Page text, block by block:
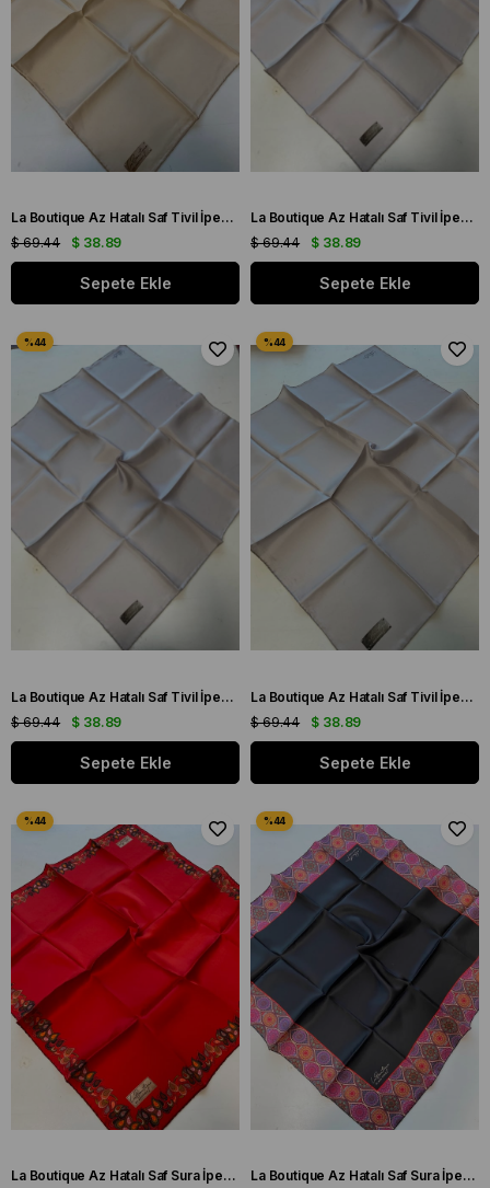
La Boutique Az Hatalı Saf Tivil İpek Eşarp Kemik Düz Renk
$ 38.89
$ 69.44
Sepete Ekle
La Boutique Az Hatalı Saf Tivil İpek Eşarp Gümüş Gri Düz Renk
$ 38.89
$ 69.44
Sepete Ekle
La Boutique Az Hatalı Saf Tivil İpek Eşarp Gümüş Gri Düz Renk
$ 38.89
$ 69.44
Sepete Ekle
La Boutique Az Hatalı Saf Tivil İpek Eşarp Gümüş Gri Düz Renk
$ 38.89
$ 69.44
Sepete Ekle
La Boutique Az Hatalı Saf Sura İpek Eşarp Kırmızı Düz Renk La Boutique Az Hatalı Saf Sura İpek Eşarp Siyah Etnik Desen